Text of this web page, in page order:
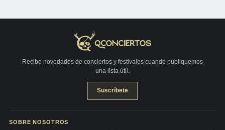
Recibe novedades de conciertos y festivales cuando publiquemos
una lista útil.
Suscríbete
SOBRE NOSOTROS